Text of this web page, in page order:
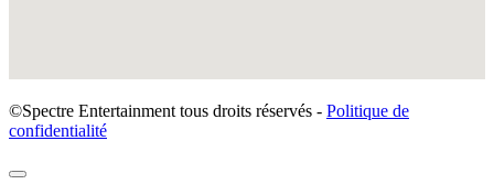
©Spectre Entertainment tous droits réservés - Politique de
confidentialité